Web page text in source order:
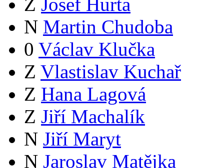
Z Josef Hurta
N Martin Chudoba
0 Václav Klučka
Z Vlastislav Kuchař
Z Hana Lagová
Z Jiří Machalík
N Jiří Maryt
N Jaroslav Matějka